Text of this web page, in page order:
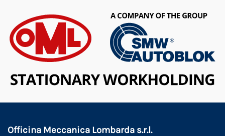
Officina Meccanica Lombarda s.r.l.